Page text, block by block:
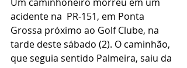
acidente na  PR-151, em Ponta
Grossa próximo ao Golf Clube, na
tarde deste sábado (2). O caminhão,
que seguia sentido Palmeira, saiu da